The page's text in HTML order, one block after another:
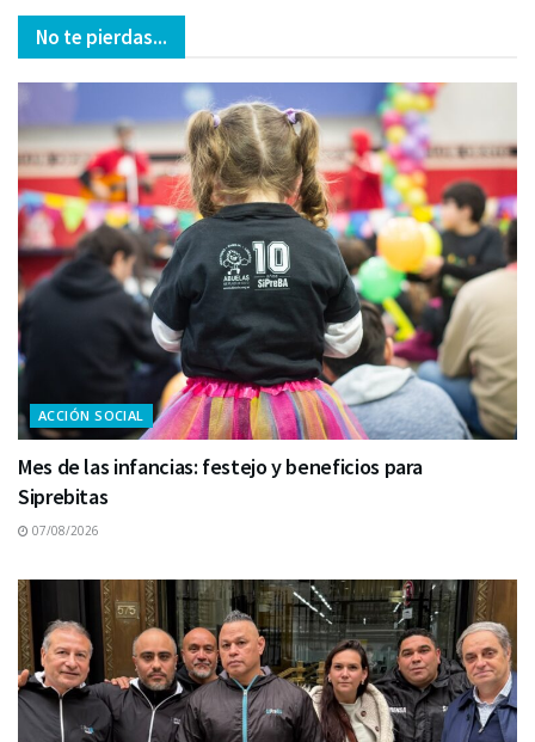
No te pierdas...
ACCIÓN SOCIAL
Mes de las infancias: festejo y beneficios para
Siprebitas
07/08/2026